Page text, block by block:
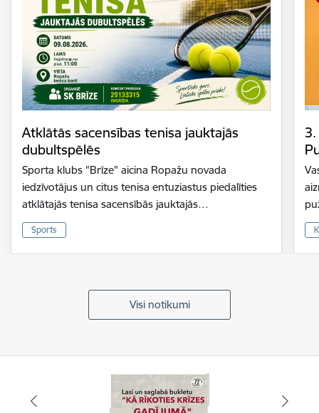
Atklātās sacensības tenisa jauktajās
dubultspēlēs
Sporta klubs "Brīze" aicina Ropažu novada
iedzīvotājus un citus tenisa entuziastus piedalīties
atklātajās tenisa sacensībās jauktajās…
Sports
Visi notikumi